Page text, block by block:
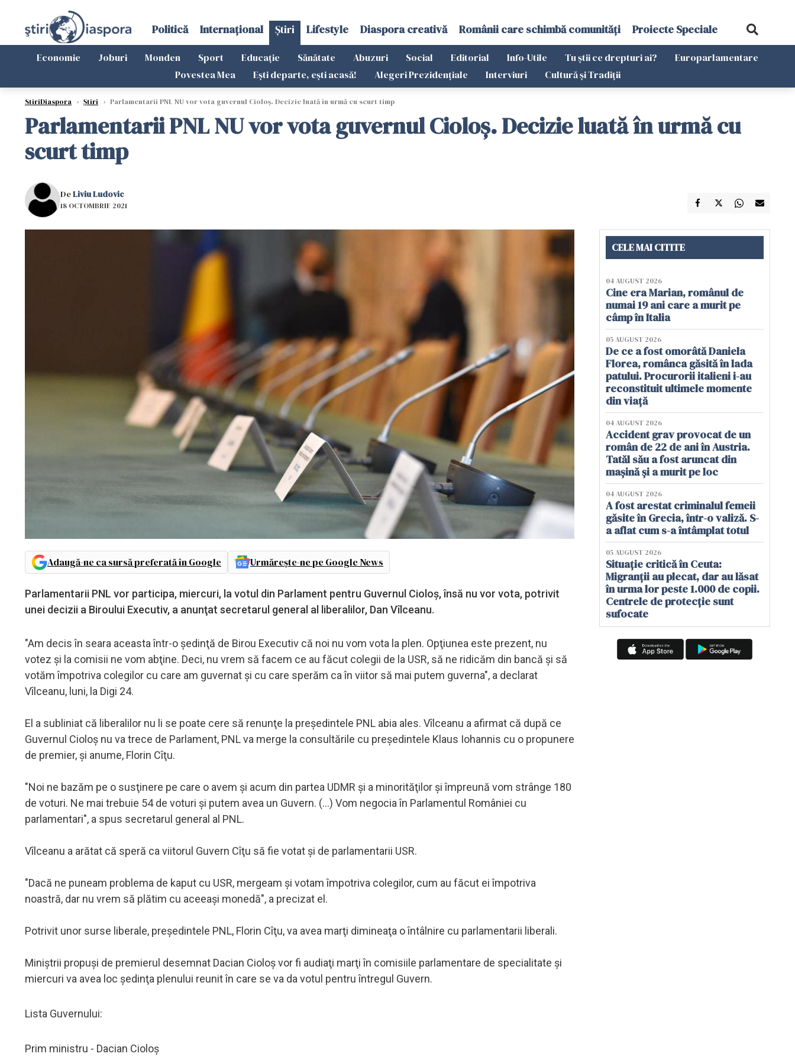
Politică Internațional Știri Lifestyle Diaspora creativă Românii care schimbă comunități Proiecte Speciale
Economie Joburi Monden Sport Educație Sănătate Abuzuri Social Editorial Info-Utile Tu știi ce drepturi ai?
Europarlamentare
Povestea Mea
Ești departe, ești acasă! Alegeri Prezidențiale Interviuri Cultură și Tradiții
StiriDiaspora › Știri › Parlamentarii PNL NU vor vota guvernul Cioloș. Decizie luată în urmă cu scurt timp
Parlamentarii PNL NU vor vota guvernul Cioloș. Decizie luată în urmă cu
scurt timp
DeLiviu Ludovic
18 OCTOMBRIE 2021
Adaugă-ne ca sursă preferată în Google Urmărește-ne pe Google News
Parlamentarii PNL vor participa, miercuri, la votul din Parlament pentru Guvernul Cioloş, însă nu vor vota, potrivit
unei decizii a Biroului Executiv, a anunţat secretarul general al liberalilor, Dan Vîlceanu.
"Am decis în seara aceasta într-o şedinţă de Birou Executiv că noi nu vom vota la plen. Opţiunea este prezent, nu
votez şi la comisii ne vom abţine. Deci, nu vrem să facem ce au făcut colegii de la USR, să ne ridicăm din bancă şi să
votăm împotriva colegilor cu care am guvernat şi cu care sperăm ca în viitor să mai putem guverna", a declarat
Vîlceanu, luni, la Digi 24.
El a subliniat că liberalilor nu li se poate cere să renunţe la preşedintele PNL abia ales. Vîlceanu a afirmat că după ce
Guvernul Cioloş nu va trece de Parlament, PNL va merge la consultările cu preşedintele Klaus Iohannis cu o propunere
de premier, şi anume, Florin Cîţu.
"Noi ne bazăm pe o susţinere pe care o avem şi acum din partea UDMR şi a minorităţilor şi împreună vom strânge 180
de voturi. Ne mai trebuie 54 de voturi şi putem avea un Guvern. (...) Vom negocia în Parlamentul României cu
parlamentari", a spus secretarul general al PNL.
Vîlceanu a arătat că speră ca viitorul Guvern Cîţu să fie votat şi de parlamentarii USR.
"Dacă ne puneam problema de kaput cu USR, mergeam şi votam împotriva colegilor, cum au făcut ei împotriva
noastră, dar nu vrem să plătim cu aceeaşi monedă", a precizat el.
Potrivit unor surse liberale, preşedintele PNL, Florin Cîţu, va avea marţi dimineaţa o întâlnire cu parlamentarii liberali.
Miniştrii propuşi de premierul desemnat Dacian Cioloş vor fi audiaţi marţi în comisiile parlamentare de specialitate şi
miercuri va avea loc şedinţa plenului reunit în care se va da votul pentru întregul Guvern.
Lista Guvernului:
Prim ministru - Dacian Cioloș
CELE MAI CITITE
04 AUGUST 2026
Cine era Marian, românul de
numai 19 ani care a murit pe
câmp în Italia
05 AUGUST 2026
De ce a fost omorâtă Daniela
Florea, românca găsită în lada
patului. Procurorii italieni i-au
reconstituit ultimele momente
din viață
04 AUGUST 2026
Accident grav provocat de un
român de 22 de ani în Austria.
Tatăl său a fost aruncat din
mașină și a murit pe loc
04 AUGUST 2026
A fost arestat criminalul femeii
găsite în Grecia, într-o valiză. S-
a aflat cum s-a întâmplat totul
05 AUGUST 2026
Situație critică în Ceuta:
Migranții au plecat, dar au lăsat
în urma lor peste 1.000 de copii.
Centrele de protecție sunt
sufocate